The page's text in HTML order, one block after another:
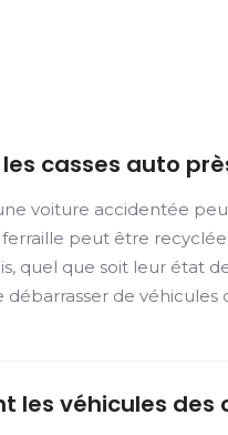
casses auto
voiture accidentée
ferraille peut être
quel que soit leur état
de véhicules
les véhicules des